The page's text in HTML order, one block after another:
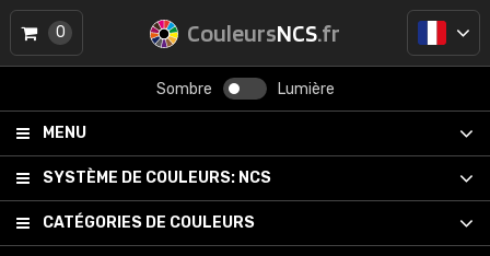
CouleursNCS.fr
Sombre Lumière
MENU
SYSTÈME DE COULEURS: NCS
CATÉGORIES DE COULEURS
0